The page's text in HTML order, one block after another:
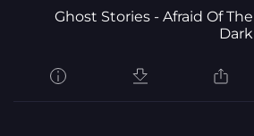
Ghost Stories - Afraid Of The
Dark